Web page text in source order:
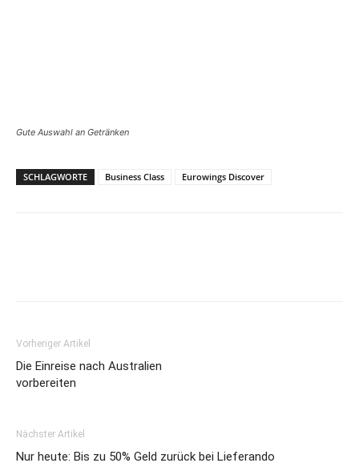
Gute Auswahl an Getränken
SCHLAGWORTE Business Class Eurowings Discover
Vorheriger Artikel
Die Einreise nach Australien
vorbereiten
Nächster Artikel
Nur heute: Bis zu 50% Geld zurück bei Lieferando